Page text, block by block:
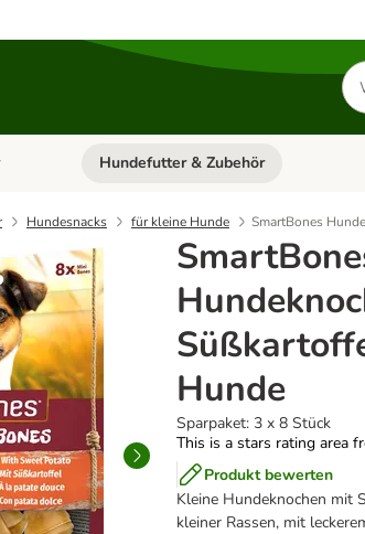
Kategorie-Menü öffnen: Katzenfutter &
Hundefutter & Zubehör
Hundesnacks für kleine Hunde SmartBones
Hunde
Sparpaket: 3 x 8 Stück
This is a stars rating area
Produkt bewerten
Kleine Hundeknochen mit
kleiner Rassen, mit